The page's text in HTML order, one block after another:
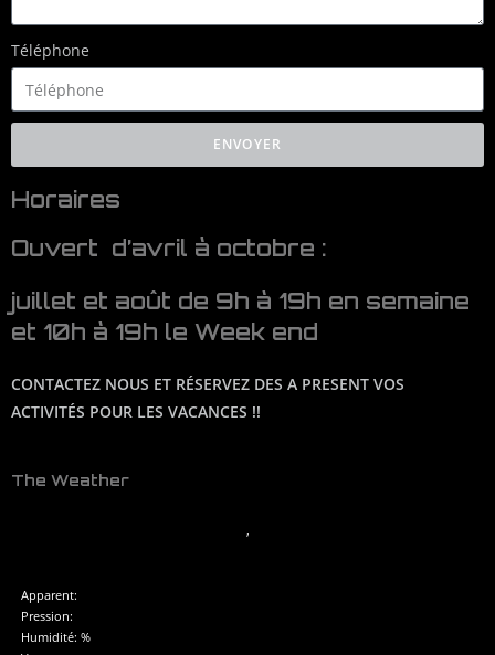
Téléphone
ENVOYER
Horaires
Ouvert d’avril à octobre :
juillet et août de 9h à 19h en semaine
et 10h à 19h le Week end
CONTACTEZ NOUS ET RÉSERVEZ DES A PRESENT VOS
ACTIVITÉS POUR LES VACANCES !!
The Weather
,
Apparent:
Pression:
Humidité: %